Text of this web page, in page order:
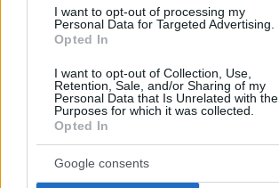
I want to opt-out of processing my
Personal Data for Targeted Advertising.
Opted In
I want to opt-out of Collection, Use,
Retention, Sale, and/or Sharing of my
Personal Data that Is Unrelated with the
Purposes for which it was collected.
Opted In
Google consents
06.12.2021, 16:15